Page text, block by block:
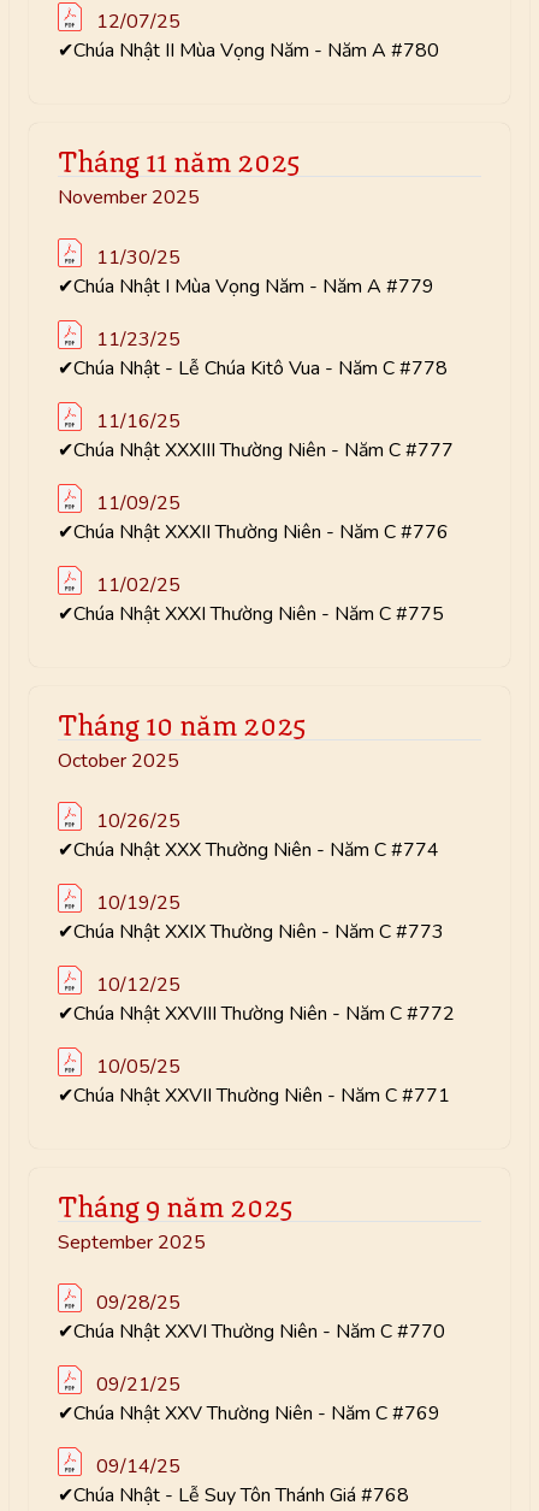
12/07/25
✔Chúa Nhật II Mùa Vọng Năm - Năm A #780
Tháng 11 năm 2025
November 2025
11/30/25
✔Chúa Nhật I Mùa Vọng Năm - Năm A #779
11/23/25
✔Chúa Nhật - Lễ Chúa Kitô Vua - Năm C #778
11/16/25
✔Chúa Nhật XXXIII Thường Niên - Năm C #777
11/09/25
✔Chúa Nhật XXXII Thường Niên - Năm C #776
11/02/25
✔Chúa Nhật XXXI Thường Niên - Năm C #775
Tháng 10 năm 2025
October 2025
10/26/25
✔Chúa Nhật XXX Thường Niên - Năm C #774
10/19/25
✔Chúa Nhật XXIX Thường Niên - Năm C #773
10/12/25
✔Chúa Nhật XXVIII Thường Niên - Năm C #772
10/05/25
✔Chúa Nhật XXVII Thường Niên - Năm C #771
Tháng 9 năm 2025
September 2025
09/28/25
✔Chúa Nhật XXVI Thường Niên - Năm C #770
09/21/25
✔Chúa Nhật XXV Thường Niên - Năm C #769
09/14/25
✔Chúa Nhật - Lễ Suy Tôn Thánh Giá #768